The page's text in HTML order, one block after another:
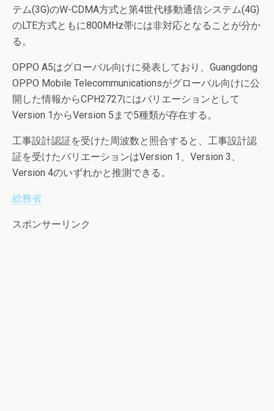
テム(3G)のW-CDMA方式と第4世代移動通信システム(4G)
のLTE方式ともに800MHz帯には非対応となることが分か
る。
OPPO A5はグローバル向けに発表しており、Guangdong
OPPO Mobile Telecommunicationsがグローバル向けに公
開した情報からCPH2727にはバリエーションとして
Version 1からVersion 5まで5種類が存在する。
工事設計認証を受けた周波数と照合すると、工事設計認
証を受けたバリエーションはVersion 1、Version 3、
Version 4のいずれかと推測できる。
総務省
スポンサーリンク